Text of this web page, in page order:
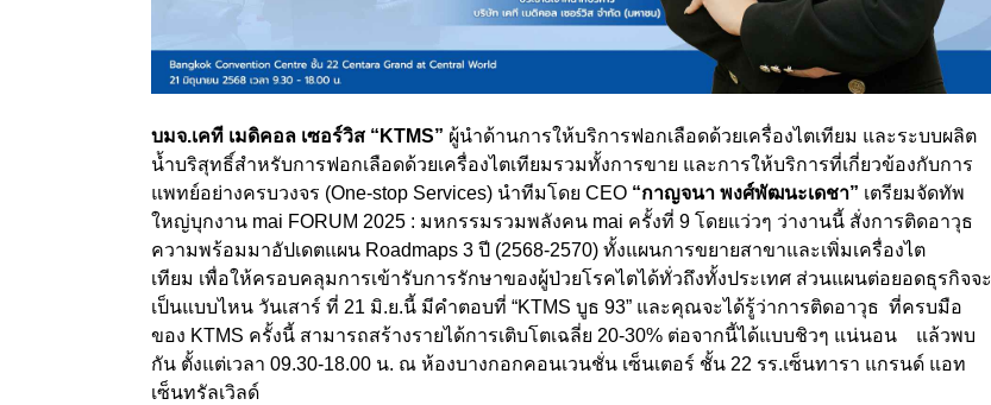
บมจ.เคที เมดิคอล เซอร์วิส “ KTMS” ผู้นำด้านการให้บริการฟอกเลือดด้วยเครื่องไตเทียม และระบบผลิต
น้ำบริสุทธิ์สำหรับการฟอกเลือดด้วยเครื่องไตเทียมรวมทั้งการขาย และการให้บริการที่เกี่ยวข้องกับการ
แพทย์อย่างครบวงจร (One-stop Services) นำทีมโดย CEO “กาญจนา พงศ์พัฒนะเดชา” เตรียมจัดทัพ
ใหญ่บุกงาน mai FORUM 2025 : มหกรรมรวมพลังคน mai ครั้งที่ 9 โดยแว่วๆ ว่างานนี้ สั่งการติดอาวุธ
ความพร้อมมาอัปเดตแผน Roadmaps 3 ปี (2568-2570) ทั้งแผนการขยายสาขาและเพิ่มเครื่องไต
เทียม เพื่อให้ครอบคลุมการเข้ารับการรักษาของผู้ป่วยโรคไตได้ทั่วถึงทั้งประเทศ ส่วนแผนต่อยอดธุรกิจจะ
เป็นแบบไหน วันเสาร์ ที่ 21 มิ.ย.นี้ มีคำตอบที่ “KTMS บูธ 93” และคุณจะได้รู้ว่าการติดอาวุธ ที่ครบมือ
ของ KTMS ครั้งนี้ สามารถสร้างรายได้การเติบโตเฉลี่ย 20-30% ต่อจากนี้ได้แบบชิวๆ แน่นอน แล้วพบ
กัน ตั้งแต่เวลา 09.30-18.00 น. ณ ห้องบางกอกคอนเวนชั่น เซ็นเตอร์ ชั้น 22 รร.เซ็นทารา แกรนด์ แอท
เซ็นทรัลเวิลด์